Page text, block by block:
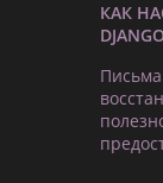
КАК
DJANGO